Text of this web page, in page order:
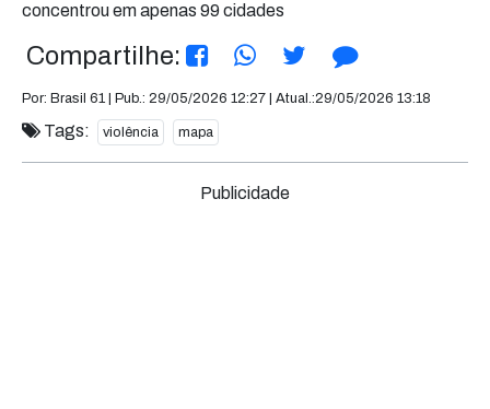
concentrou em apenas 99 cidades
Compartilhe:
Por: Brasil 61 | Pub.: 29/05/2026 12:27 | Atual.:29/05/2026 13:18
Tags: violência mapa
Publicidade